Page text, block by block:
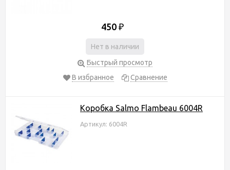
450 ₽
Нет в наличии
Быстрый просмотр
В избранное
Сравнение
Коробка Salmo Flambeau 6004R
Артикул: 6004R